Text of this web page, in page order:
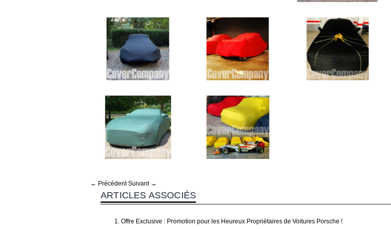
← Précédent Suivant →
ARTICLES ASSOCIÉS
Offre Exclusive : Promotion pour les Heureux Propriétaires de Voitures Porsche !